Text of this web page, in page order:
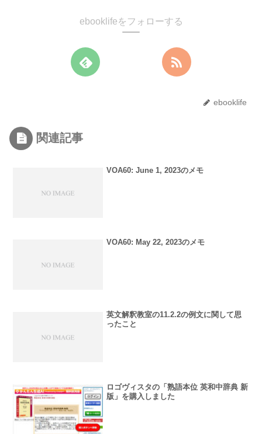
ebooklifeをフォローする
ebooklife
関連記事
VOA60: June 1, 2023のメモ
VOA60: May 22, 2023のメモ
英文解釈教室の11.2.2の例文に関して思
ったこと
ロゴヴィスタの「熟語本位 英和中辞典 新
版」を購入しました